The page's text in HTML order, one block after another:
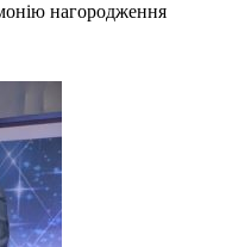
нагородження